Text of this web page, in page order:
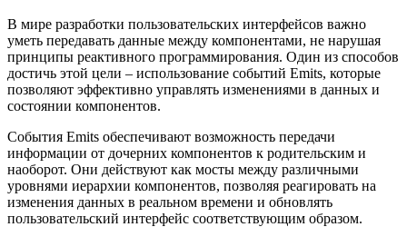
В мире разработки пользовательских интерфейсов важно
уметь передавать данные между компонентами, не нарушая
принципы реактивного программирования. Один из способов
достичь этой цели – использование событий Emits, которые
позволяют эффективно управлять изменениями в данных и
состоянии компонентов.
События Emits обеспечивают возможность передачи
информации от дочерних компонентов к родительским и
наоборот. Они действуют как мосты между различными
уровнями иерархии компонентов, позволяя реагировать на
изменения данных в реальном времени и обновлять
пользовательский интерфейс соответствующим образом.